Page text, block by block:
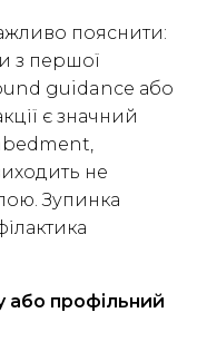
пояснити:
з першої
guidance або
є значний
не
Зупинка
або профільний